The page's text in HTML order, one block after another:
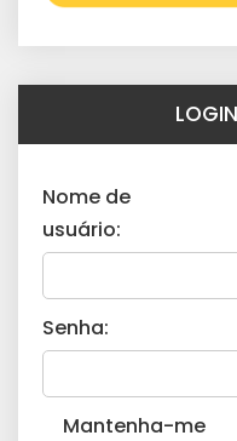
Nome de
usuário:
Senha:
Mantenha-me